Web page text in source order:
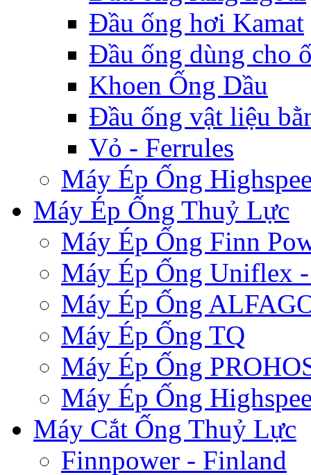
Đầu ống hơi Kamat
Đầu ống dùng cho
Khoen Ống Dầu
Đầu ống vật liệu
Vỏ - Ferrules
Máy Ép Ống
Máy Ép Ống Thuỷ Lực
Máy Ép Ống Finn
Máy Ép Ống Uniflex
Máy Ép Ống
Máy Ép Ống TQ
Máy Ép Ống
Máy Ép Ống
Máy Cắt Ống Thuỷ Lực
Finnpower - Finland